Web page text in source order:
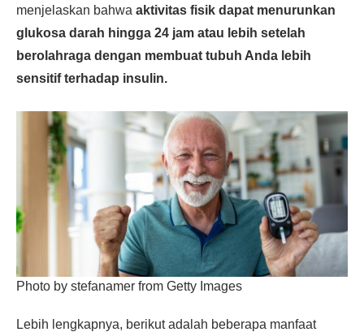
menjelaskan bahwa aktivitas fisik dapat menurunkan
glukosa darah hingga 24 jam atau lebih setelah
berolahraga dengan membuat tubuh Anda lebih
sensitif terhadap insulin.
Photo by stefanamer from Getty Images
Lebih lengkapnya, berikut adalah beberapa manfaat